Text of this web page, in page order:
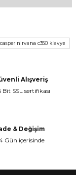
casper nirvana c350 klavye
Alışveriş
Bit SSL sertifikası
& Değişim
Gün içerisinde